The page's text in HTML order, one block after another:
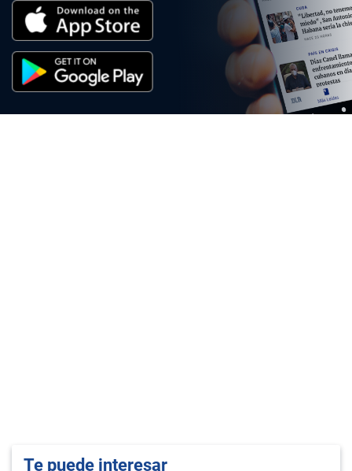
Te puede interesar